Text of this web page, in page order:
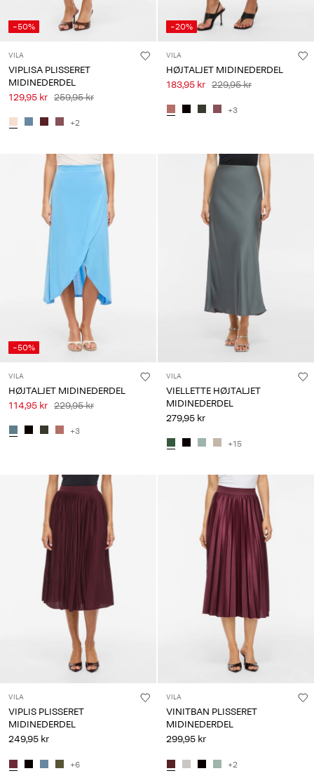
-50%
VILA
VIPLISA PLISSERET
MIDINEDERDEL
129,95 kr 259,95 kr
+2
-20%
VILA
HØJTALJET MIDINEDERDEL
183,95 kr 229,95 kr
+3
-50%
VILA
HØJTALJET MIDINEDERDEL
114,95 kr 229,95 kr
+3
VILA
VIELLETTE HØJTALJET
MIDINEDERDEL
279,95 kr
+15
VILA
VIPLIS PLISSERET
MIDINEDERDEL
249,95 kr
+6
VILA
VINITBAN PLISSERET
MIDINEDERDEL
299,95 kr
+2